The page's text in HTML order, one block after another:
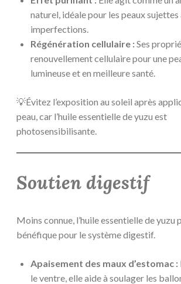
naturel, idéale pour les peaux sujettes
imperfections.
Régénération cellulaire :Ses
renouvellement cellulaire pour une
lumineuse et en meilleure santé.
💡Évitez l’exposition au soleil après
peau, car l’huile essentielle de yuzu est
photosensibilisante.
Soutien digestif
Moins connue, l’huile essentielle de yuzu
bénéfique pour le système digestif.
Apaisement des maux d’estomac :
le ventre, elle aide à soulager les